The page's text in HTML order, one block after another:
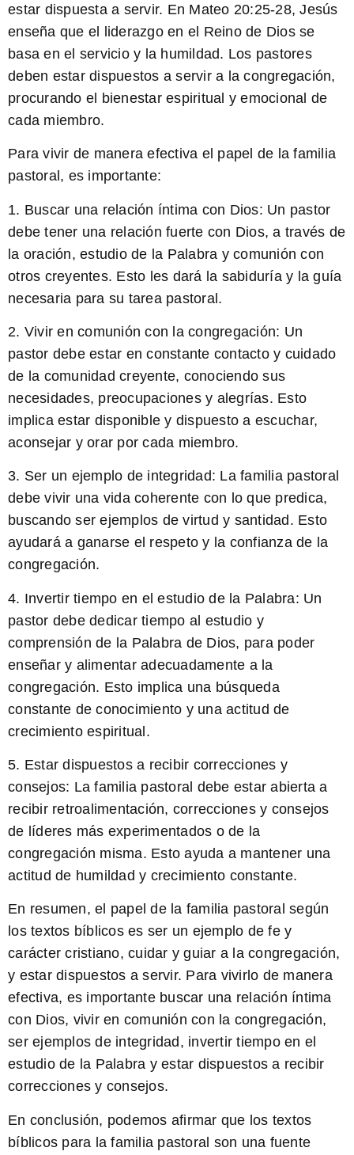
estar dispuesta a servir. En Mateo 20:25-28, Jesús
enseña que el liderazgo en el Reino de Dios se
basa en el servicio y la humildad. Los pastores
deben estar dispuestos a servir a la congregación,
procurando el bienestar espiritual y emocional de
cada miembro.
Para vivir de manera efectiva el papel de la familia
pastoral, es importante:
1. Buscar una relación íntima con Dios: Un pastor
debe tener una relación fuerte con Dios, a través de
la oración, estudio de la Palabra y comunión con
otros creyentes. Esto les dará la sabiduría y la guía
necesaria para su tarea pastoral.
2. Vivir en comunión con la congregación: Un
pastor debe estar en constante contacto y cuidado
de la comunidad creyente, conociendo sus
necesidades, preocupaciones y alegrías. Esto
implica estar disponible y dispuesto a escuchar,
aconsejar y orar por cada miembro.
3. Ser un ejemplo de integridad: La familia pastoral
debe vivir una vida coherente con lo que predica,
buscando ser ejemplos de virtud y santidad. Esto
ayudará a ganarse el respeto y la confianza de la
congregación.
4. Invertir tiempo en el estudio de la Palabra: Un
pastor debe dedicar tiempo al estudio y
comprensión de la Palabra de Dios, para poder
enseñar y alimentar adecuadamente a la
congregación. Esto implica una búsqueda
constante de conocimiento y una actitud de
crecimiento espiritual.
5. Estar dispuestos a recibir correcciones y
consejos: La familia pastoral debe estar abierta a
recibir retroalimentación, correcciones y consejos
de líderes más experimentados o de la
congregación misma. Esto ayuda a mantener una
actitud de humildad y crecimiento constante.
En resumen, el papel de la familia pastoral según
los textos bíblicos es ser un ejemplo de fe y
carácter cristiano, cuidar y guiar a la congregación,
y estar dispuestos a servir. Para vivirlo de manera
efectiva, es importante buscar una relación íntima
con Dios, vivir en comunión con la congregación,
ser ejemplos de integridad, invertir tiempo en el
estudio de la Palabra y estar dispuestos a recibir
correcciones y consejos.
En conclusión, podemos afirmar que los textos
bíblicos para la familia pastoral son una fuente